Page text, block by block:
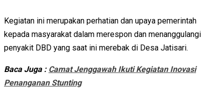
Kegiatan ini merupakan perhatian dan upaya pemerintah
kepada masyarakat dalam merespon dan menanggulangi
penyakit DBD yang saat ini merebak di Desa Jatisari.
Baca Juga : Camat Jenggawah Ikuti Kegiatan Inovasi
Penanganan Stunting